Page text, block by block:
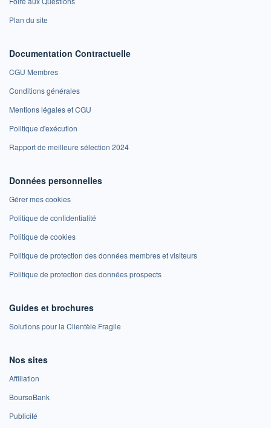
Plan du site
Documentation Contractuelle
CGU Membres
Conditions générales
Mentions légales et CGU
Politique d'exécution
Rapport de meilleure sélection 2024
Données personnelles
Gérer mes cookies
Politique de confidentialité
Politique de cookies
Politique de protection des données membres et visiteurs
Politique de protection des données prospects
Guides et brochures
Solutions pour la Clientèle Fragile
Nos sites
Affiliation
BoursoBank
Publicité